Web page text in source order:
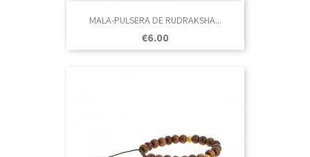
MALA-PULSERA DE RUDRAKSHA...
Price
€6.00